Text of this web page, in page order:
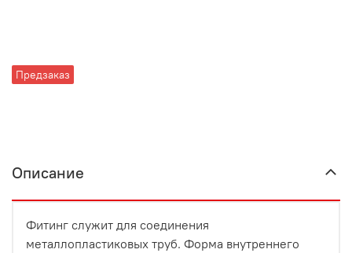
Предзаказ
Описание
Фитинг служит для соединения
металлопластиковых труб. Форма внутреннего